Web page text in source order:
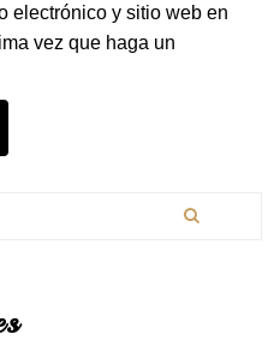
electrónico y sitio web en
vez que haga un